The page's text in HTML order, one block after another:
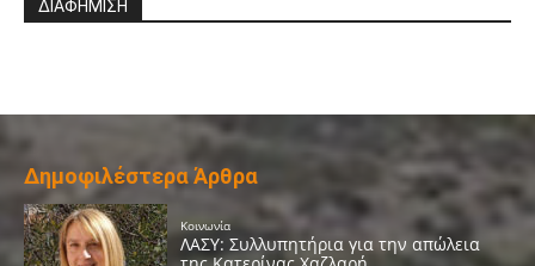
ΔΙΑΦΗΜΙΣΗ
Δημοφιλέστερα Άρθρα